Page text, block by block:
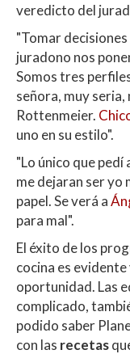
veredicto del
"Tomar
juradono nos
Somos tres
señora, muy
Rottenmeier.
uno en su estilo".
"Lo único que
me dejaran ser yo
papel. Se verá a
para mal".
El éxito de los
cocina es
oportunidad. Las
complicado,
podido saber
con las recetas